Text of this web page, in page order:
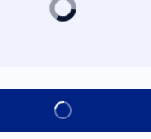
See all